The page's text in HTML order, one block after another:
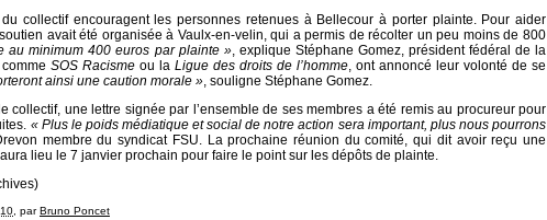
collectif encouragent les personnes retenues à Bellecour à porter plainte. Pour aider
avait été organisée à Vaulx-en-velin, qui a permis de récolter un peu moins de 800
au minimum 400 euros par plainte », explique Stéphane Gomez, président fédéral de la
SOS Racisme ou la Ligue des droits de l’homme, ont annoncé leur volonté de se
ainsi une caution morale », souligne Stéphane Gomez.
collectif, une lettre signée par l’ensemble de ses membres a été remis au procureur pour
« Plus le poids médiatique et social de notre action sera important, plus nous pourrons
membre du syndicat FSU. La prochaine réunion du comité, qui dit avoir reçu une
lieu le 7 janvier prochain pour faire le point sur les dépôts de plainte.
, parBruno Poncet